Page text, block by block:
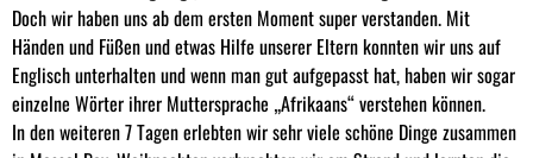
Doch wir haben uns ab dem ersten Moment super verstanden. Mit
Händen und Füßen und etwas Hilfe unserer Eltern konnten wir uns auf
Englisch unterhalten und wenn man gut aufgepasst hat, haben wir sogar
einzelne Wörter ihrer Muttersprache „Afrikaans“ verstehen können.
In den weiteren 7 Tagen erlebten wir sehr viele schöne Dinge zusammen